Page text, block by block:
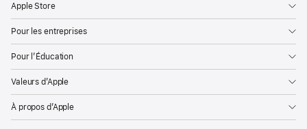
Apple Store
Pour les entreprises
Pour l’Éducation
Valeurs d’Apple
À propos d’Apple